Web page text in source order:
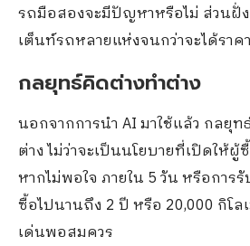
รถมือสองจะมีปัญหาหรือไม่ ส่วนฝั่
เต็นท์รถหลายแห่งจนกว่าจะได้รา
กลยุทธ์คิดต่างทำต่าง
นอกจากการนำ AI มาใช้แล้ว กลยุท
ต่าง ไม่ว่าจะเป็นนโยบายที่เปิดให้
หากไม่พอใจ ภายใน 5 วัน หรือกา
ซื้อไปนานถึง 2 ปี หรือ 20,000 กิโล
เด่นพอสมควร